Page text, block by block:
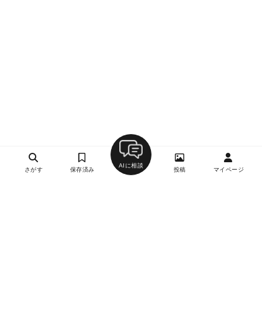
さがす 保存済み
AIに相談
投稿 マイページ